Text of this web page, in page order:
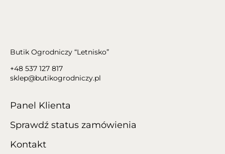
Butik Ogrodniczy “Letnisko”
+48 537 127 817
sklep@butikogrodniczy.pl
Panel Klienta
Sprawdź status zamówienia
Kontakt